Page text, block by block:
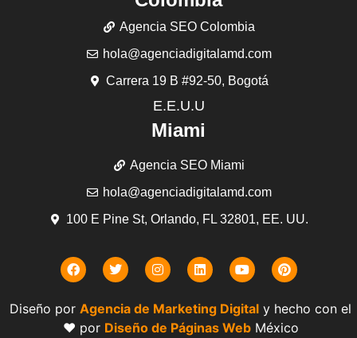
Agencia SEO Colombia
hola@agenciadigitalamd.com
Carrera 19 B #92-50, Bogotá
E.E.U.U
Miami
Agencia SEO Miami
hola@agenciadigitalamd.com
100 E Pine St, Orlando, FL 32801, EE. UU.
Diseño por Agencia de Marketing Digital y hecho con el
❤️ por Diseño de Páginas WebMéxico